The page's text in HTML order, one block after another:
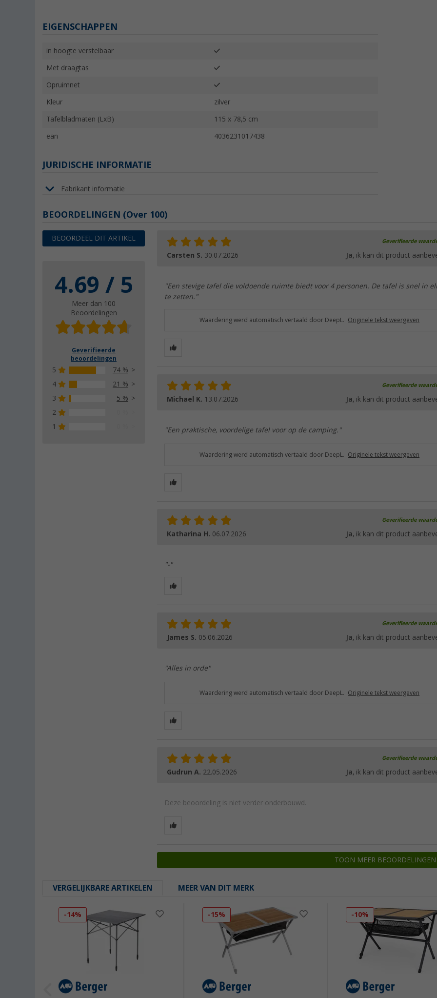
EIGENSCHAPPEN
in hoogte verstelbaar
Met draagtas
Opruimnet
Kleur zilver
Tafelbladmaten (LxB) 115 x 78,5 cm
ean 4036231017438
JURIDISCHE INFORMATIE
Fabrikant informatie
BEOORDELINGEN (Over 100)
BEOORDEEL DIT ARTIKEL
4.69 / 5
Meer dan 100
Beoordelingen
Geverifieerde
beoordelingen
5
74 %
4
21 %
3
5 %
2
1
Geverifieerde
Carsten S. 30.07.2026 Ja, ik kan dit product
"Een stevige tafel die voldoende ruimte biedt voor 4 personen. De tafel is snel in
te zetten."
Waardering werd automatisch vertaald door DeepL. Originele tekst weergeven
Geverifieerde
Michael K. 13.07.2026 Ja, ik kan dit product
"Een praktische, voordelige tafel voor op de camping."
Waardering werd automatisch vertaald door DeepL. Originele tekst weergeven
Geverifieerde
Katharina H. 06.07.2026 Ja, ik kan dit product
"-"
Geverifieerde
James S. 05.06.2026 Ja, ik kan dit product
"Alles in orde"
Waardering werd automatisch vertaald door DeepL. Originele tekst weergeven
Geverifieerde
Gudrun A. 22.05.2026 Ja, ik kan dit product
Deze beoordeling is niet verder onderbouwd.
TOON MEER BEOORDELINGEN
VERGELIJKBARE ARTIKELEN MEER VAN DIT MERK
-14% -15% -10%